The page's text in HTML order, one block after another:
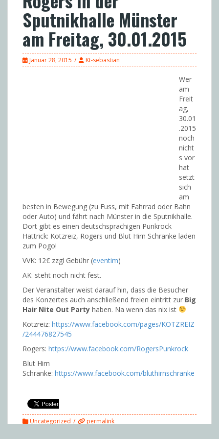
Sputnikhalle Münster
am Freitag, 30.01.2015
Januar 28, 2015 Kt-sebastian
Wer
am
Freit
ag,
30.01
.2015
noch
nicht
s vor
hat
setzt
sich
am
besten in Bewegung (zu Fuss, mit Fahrrad oder Bahn
oder Auto) und fährt nach Münster in die Sputnikhalle.
Dort gibt es einen deutschsprachigen Punkrock
Hattrick: Kotzreiz, Rogers und Blut Hirn Schranke laden
zum Pogo!
VVK: 12€ zzgl Gebühr (eventim)
AK: steht noch nicht fest.
Der Veranstalter weist darauf hin, dass die Besucher
des Konzertes auch anschließend freien eintritt zur Big
Hair Nite Out Party haben. Na wenn das nix ist
Kotzreiz: https://www.facebook.com/pages/KOTZREIZ
/244476827545
Rogers: https://www.facebook.com/RogersPunkrock
Blut Hirn
Schranke: https://www.facebook.com/bluthirnschranke
Uncategorized permalink